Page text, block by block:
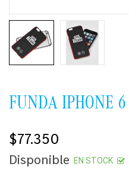
FUNDA IPHONE
Precio
habitual
$77.350
Disponible EN STOCK